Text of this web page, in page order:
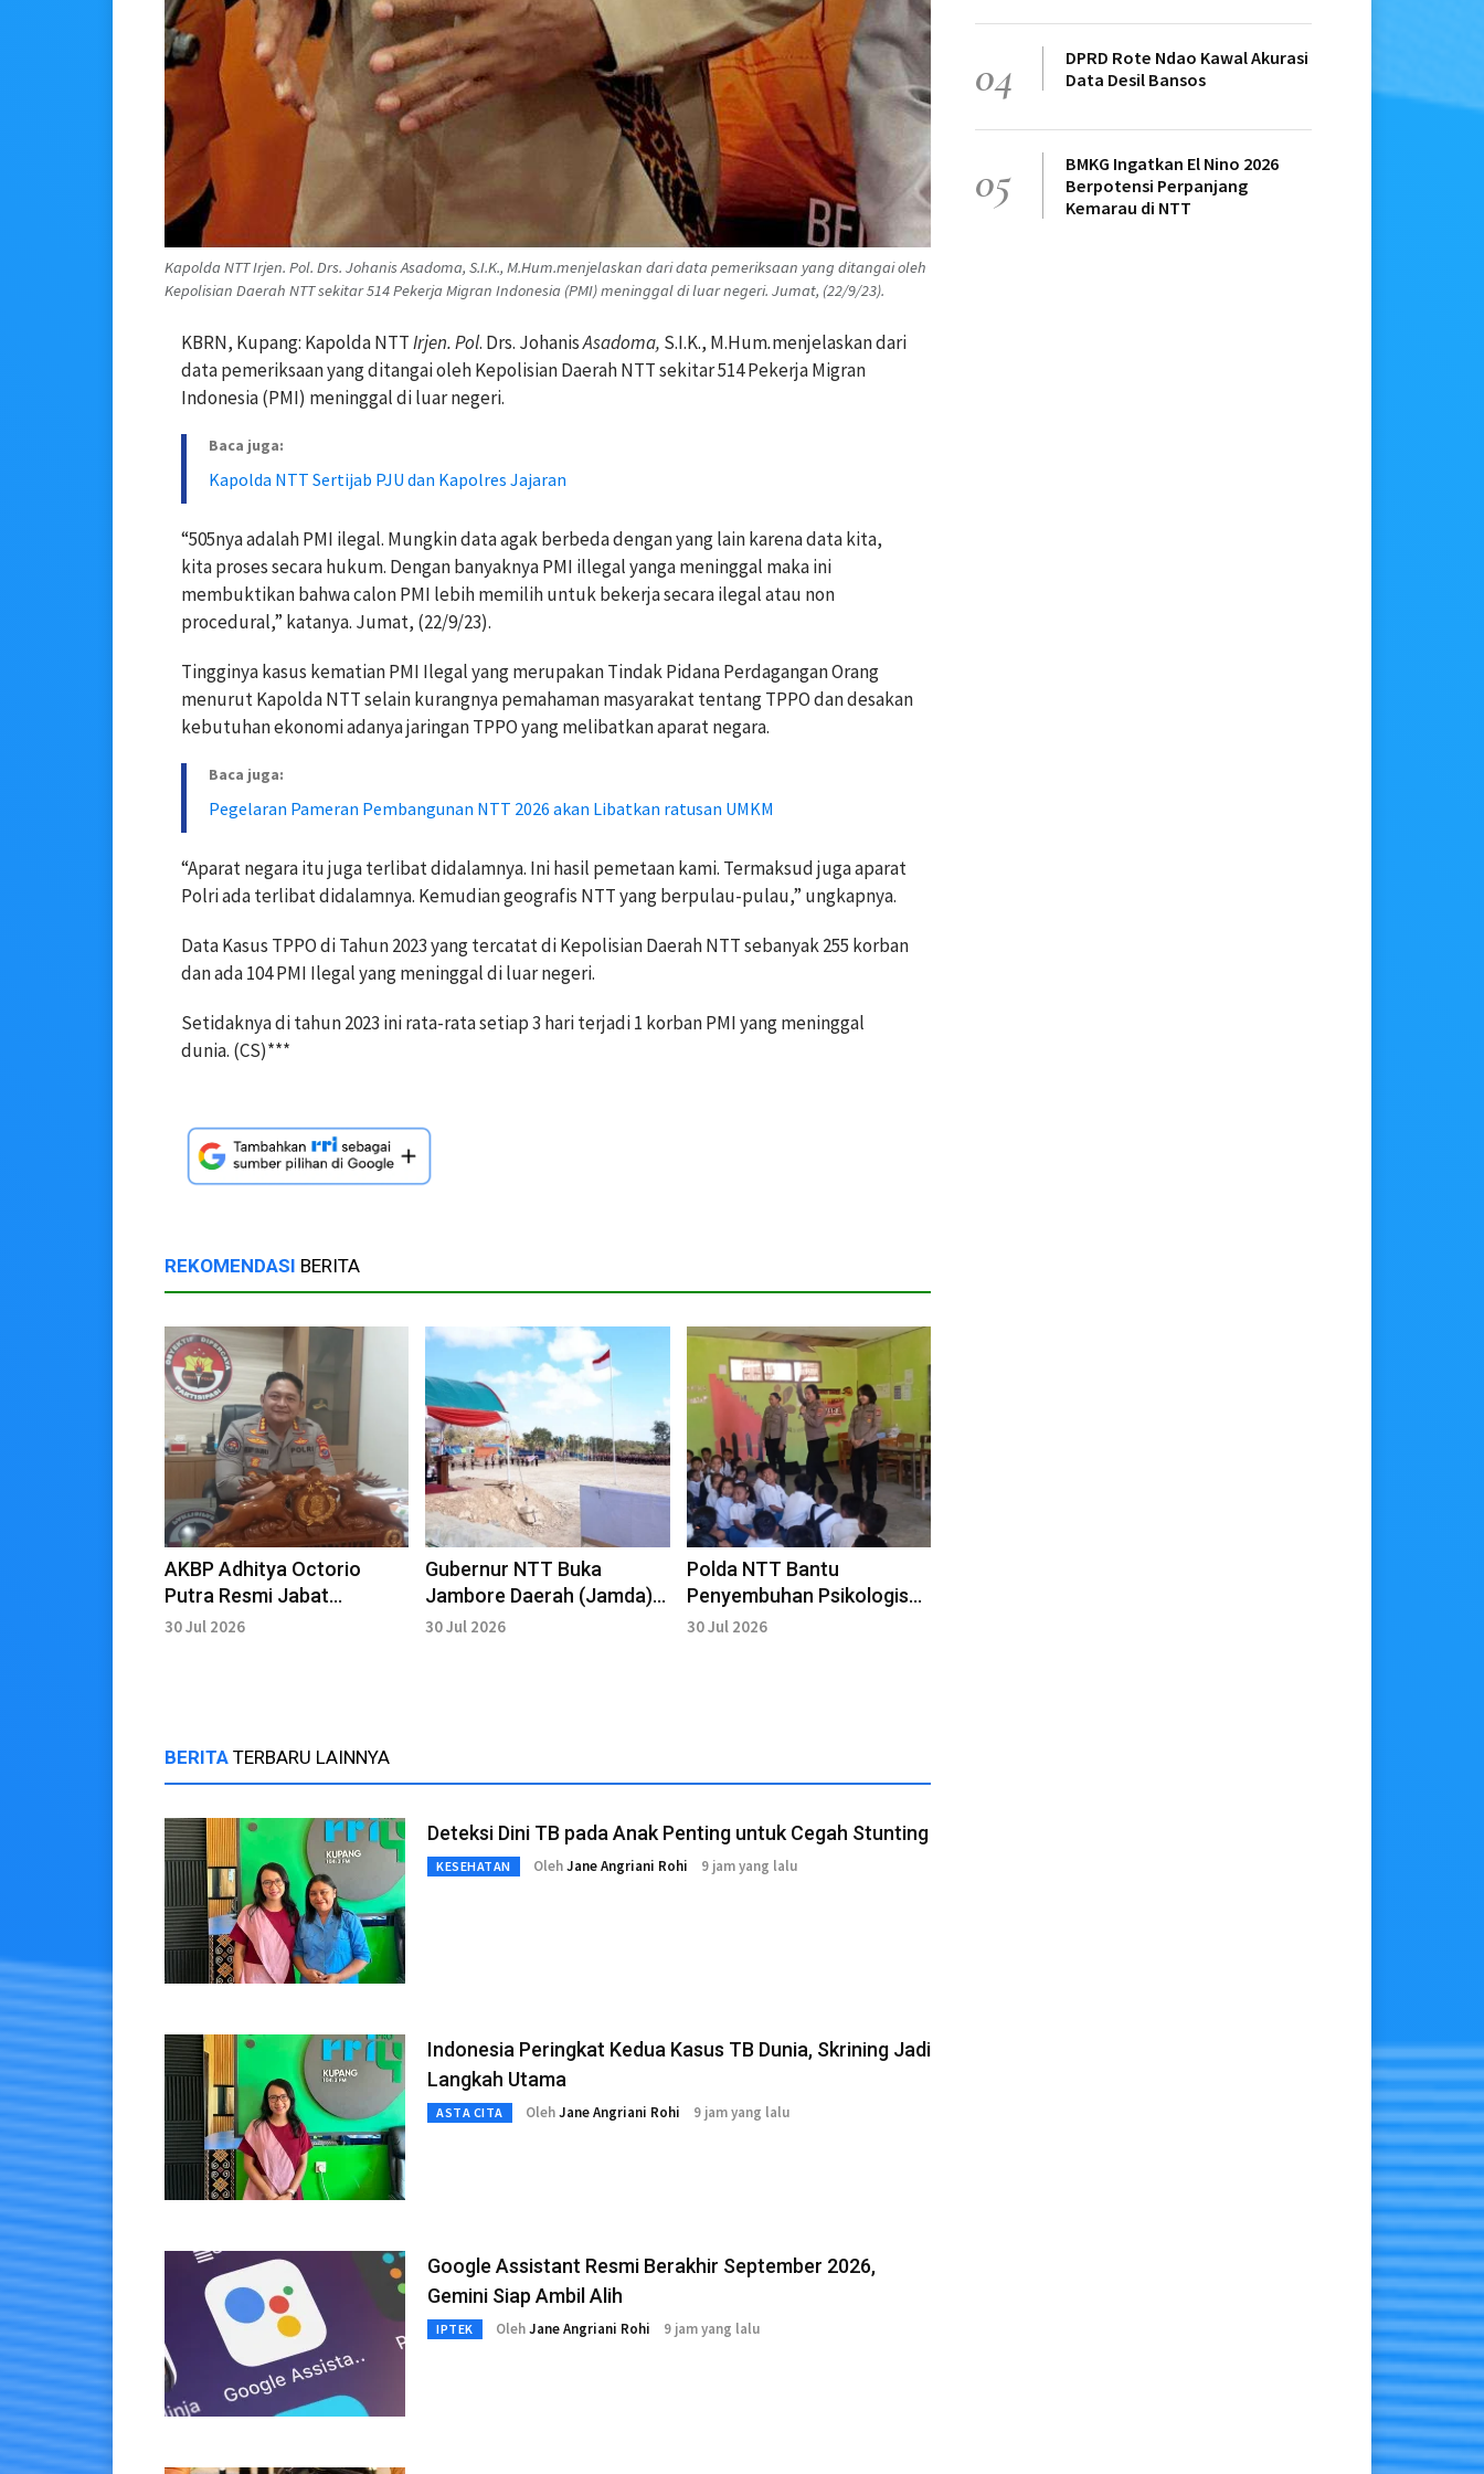
Kapolda NTT Irjen. Pol. Drs. Johanis Asadoma, S.I.K., M.Hum.menjelaskan dari data pemeriksaan yang ditangai oleh
Kepolisian Daerah NTT sekitar 514 Pekerja Migran Indonesia (PMI) meninggal di luar negeri. Jumat, (22/9/23).
KBRN, Kupang: Kapolda NTTIrjen.Pol. Drs. JohanisAsadoma, S.I.K., M.Hum.menjelaskan dari
data pemeriksaan yang ditangai oleh Kepolisian Daerah NTT sekitar 514 Pekerja Migran
Indonesia (PMI) meninggal di luar negeri.
Baca juga:
Kapolda NTT Sertijab PJU dan Kapolres Jajaran
“505nya adalah PMI ilegal. Mungkin data agak berbeda dengan yang lain karena data kita,
kita proses secara hukum. Dengan banyaknya PMI illegal yanga meninggal maka ini
membuktikan bahwa calon PMI lebih memilih untuk bekerja secara ilegal atau non
procedural,” katanya. Jumat, (22/9/23).
Tingginya kasus kematian PMI Ilegal yang merupakan Tindak Pidana Perdagangan Orang
menurut Kapolda NTT selain kurangnya pemahaman masyarakat tentang TPPO dan desakan
kebutuhan ekonomi adanya jaringan TPPO yang melibatkan aparat negara.
Baca juga:
Pegelaran Pameran Pembangunan NTT 2026 akan Libatkan ratusan UMKM
“Aparat negara itu juga terlibat didalamnya. Ini hasil pemetaan kami. Termaksud juga aparat
Polri ada terlibat didalamnya. Kemudian geografis NTT yang berpulau-pulau,” ungkapnya.
Data Kasus TPPO di Tahun 2023 yang tercatat di Kepolisian Daerah NTT sebanyak 255 korban
dan ada 104 PMI Ilegal yang meninggal di luar negeri.
Setidaknya di tahun 2023 ini rata-rata setiap 3 hari terjadi 1 korban PMI yang meninggal
dunia. (CS)***
REKOMENDASI BERITA
AKBP Adhitya Octorio
Putra Resmi Jabat
Kapolres Kupang
30 Jul 2026
Gubernur NTT Buka
Jambore Daerah (Jamda) X
Tahun 2026
30 Jul 2026
Polda NTT Bantu
Penyembuhan Psikologis
Anak Pasca Konflik di
30 Jul 2026
BERITA TERBARU LAINNYA
Deteksi Dini TB pada Anak Penting untuk Cegah Stunting
KESEHATAN OlehJane Angriani Rohi 9 jam yang lalu
Indonesia Peringkat Kedua Kasus TB Dunia, Skrining Jadi
Langkah Utama
ASTA CITA OlehJane Angriani Rohi 9 jam yang lalu
Google Assistant Resmi Berakhir September 2026,
Gemini Siap Ambil Alih
IPTEK OlehJane Angriani Rohi 9 jam yang lalu
04
DPRD Rote Ndao Kawal Akurasi
Data Desil Bansos
05
BMKG Ingatkan El Nino 2026
Berpotensi Perpanjang
Kemarau di NTT